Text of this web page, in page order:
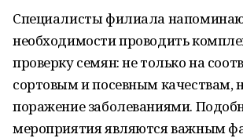
Специалисты филиала
необходимости проводить
проверку семян: не только на
сортовым и посевным качествам,
поражение заболеваниями.
мероприятия являются важным